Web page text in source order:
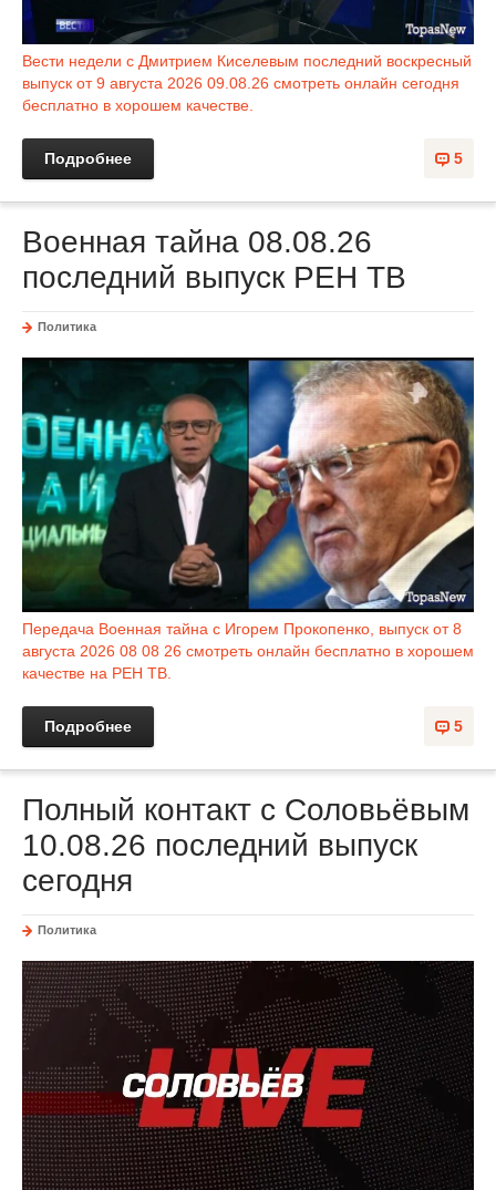
Вести недели с Дмитрием Киселевым последний воскресный
выпуск от 9 августа 2026 09.08.26 смотреть онлайн сегодня
бесплатно в хорошем качестве.
5
Подробнее
Военная тайна 08.08.26
последний выпуск РЕН ТВ
Политика
Передача Военная тайна с Игорем Прокопенко, выпуск от 8
августа 2026 08 08 26 смотреть онлайн бесплатно в хорошем
качестве на РЕН ТВ.
5
Подробнее
Полный контакт с Соловьёвым
10.08.26 последний выпуск
сегодня
Политика